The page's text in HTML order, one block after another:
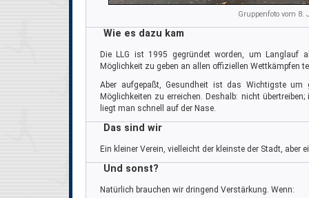
Gruppenfoto vom 8.
Wie es dazu kam
Die LLG ist 1995 gegründet worden, um Langlauf
Möglichkeit zu geben an allen offiziellen Wettkämpfen
Aber aufgepaßt, Gesundheit ist das Wichtigste um
Möglichkeiten zu erreichen. Deshalb: nicht
liegt man schnell auf der Nase.
Das sind wir
Ein kleiner Verein, vielleicht der kleinste der Stadt, aber
Und sonst?
Natürlich brauchen wir dringend Verstärkung. Wenn: